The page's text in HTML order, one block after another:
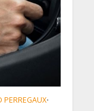
PERREGAUX•